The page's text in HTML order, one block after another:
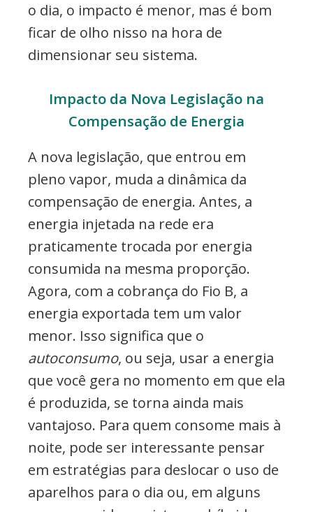
o dia, o impacto é menor, mas é bom
ficar de olho nisso na hora de
dimensionar seu sistema.
Impacto da Nova Legislação na
Compensação de Energia
A nova legislação, que entrou em
pleno vapor, muda a dinâmica da
compensação de energia. Antes, a
energia injetada na rede era
praticamente trocada por energia
consumida na mesma proporção.
Agora, com a cobrança do Fio B, a
energia exportada tem um valor
menor. Isso significa que o
autoconsumo, ou seja, usar a energia
que você gera no momento em que ela
é produzida, se torna ainda mais
vantajoso. Para quem consome mais à
noite, pode ser interessante pensar
em estratégias para deslocar o uso de
aparelhos para o dia ou, em alguns